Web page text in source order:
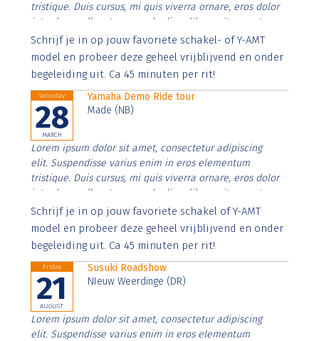
tristique. Duis cursus, mi quis viverra ornare, eros dolor
interdum nulla, ut commodo diam libero vitae erat.
Aenean faucibus nibh et justo cursus id rutrum lorem
imperdiet. Nunc ut sem vitae risus tristique posuere.
Schrijf je in op jouw favoriete schakel- of Y-AMT
model en probeer deze geheel vrijblijvend en onder
begeleiding uit. Ca 45 minuten per rit!
Saturday
28
MARCH
Yamaha Demo Ride tour
Made (NB)
Lorem ipsum dolor sit amet, consectetur adipiscing
elit. Suspendisse varius enim in eros elementum
tristique. Duis cursus, mi quis viverra ornare, eros dolor
interdum nulla, ut commodo diam libero vitae erat.
Aenean faucibus nibh et justo cursus id rutrum lorem
imperdiet. Nunc ut sem vitae risus tristique posuere.
Schrijf je in op jouw favoriete schakel of Y-AMT
model en probeer deze geheel vrijblijvend en onder
begeleiding uit. Ca 45 minuten per rit!
Friday
21
AUGUST
Susuki Roadshow
NIeuw Weerdinge (DR)
Lorem ipsum dolor sit amet, consectetur adipiscing
elit. Suspendisse varius enim in eros elementum